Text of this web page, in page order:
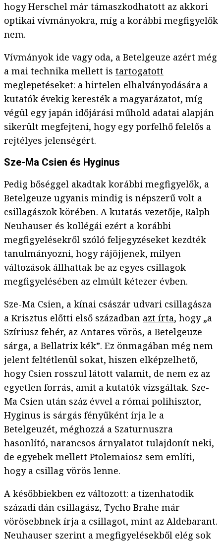
hogy Herschel már támaszkodhatott az akkori
optikai vívmányokra, míg a korábbi megfigyelők
nem.
Vívmányok ide vagy oda, a Betelgeuze azért még
a mai technika mellett is tartogatott
meglepetéseket: a hirtelen elhalványodására a
kutatók évekig keresték a magyarázatot, míg
végül egy japán időjárási műhold adatai alapján
sikerült megfejteni, hogy egy porfelhő felelős a
rejtélyes jelenségért.
Sze-Ma Csien és Hyginus
Pedig bőséggel akadtak korábbi megfigyelők, a
Betelgeuze ugyanis mindig is népszerű volt a
csillagászok körében. A kutatás vezetője, Ralph
Neuhauser és kollégái ezért a korábbi
megfigyelésekről szóló feljegyzéseket kezdték
tanulmányozni, hogy rájöjjenek, milyen
változások állhattak be az egyes csillagok
megfigyelésében az elmúlt kétezer évben.
Sze-Ma Csien, a kínai császár udvari csillagásza
a Krisztus előtti első században azt írta, hogy „a
Szíriusz fehér, az Antares vörös, a Betelgeuze
sárga, a Bellatrix kék”. Ez önmagában még nem
jelent feltétlenül sokat, hiszen elképzelhető,
hogy Csien rosszul látott valamit, de nem ez az
egyetlen forrás, amit a kutatók vizsgáltak. Sze-
Ma Csien után száz évvel a római polihisztor,
Hyginus is sárgás fényűként írja le a
Betelgeuzét, méghozzá a Szaturnuszra
hasonlító, narancsos árnyalatot tulajdonít neki,
de egyebek mellett Ptolemaiosz sem említi,
hogy a csillag vörös lenne.
A későbbiekben ez változott: a tizenhatodik
századi dán csillagász, Tycho Brahe már
vörösebbnek írja a csillagot, mint az Aldebarant.
Neuhauser szerint a megfigyelésekből elég sok